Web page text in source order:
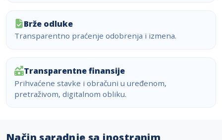
Brže odluke
Transparentno praćenje odobrenja i izmena.
Transparentne finansije
Prihvaćene stavke i obračuni u uređenom,
pretraživom, digitalnom obliku.
Način saradnje sa inostranim